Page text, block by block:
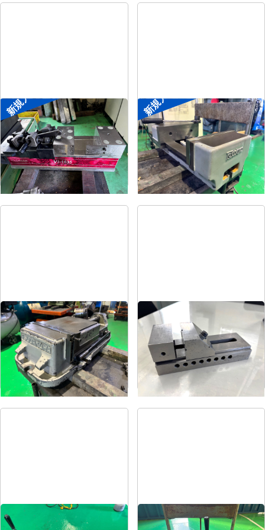
新規入荷
メカ増力マシンバイス
メーカー ツダコマ
形 Vi-1635
年 式2018
新規入荷
大型マシンバイス
メーカー ツダコマ
形 式VB-300
年 式-
マシンバイス
メーカー ツダコマ
形 式VG-250
年 式-
精密バイス
メーカー -
形 式-
年 式-
油圧バイス 油圧バイス